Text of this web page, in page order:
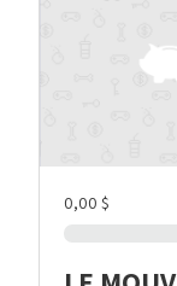
0,00 $